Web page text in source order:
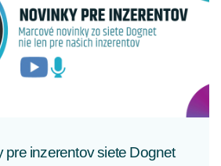
CELÝ ČLÁNOK
pre inzerentov siete Dognet